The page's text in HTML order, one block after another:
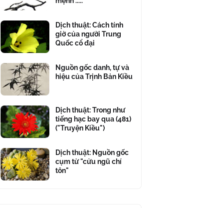
Dịch thuật: Cách tính
giờ của người Trung
Quốc cổ đại
Nguồn gốc danh, tự và
hiệu của Trịnh Bản Kiều
Dịch thuật: Trong như
tiếng hạc bay qua (481)
("Truyện Kiều")
Dịch thuật: Nguồn gốc
cụm từ "cửu ngũ chí
tôn"